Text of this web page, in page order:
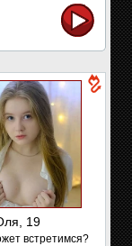
19
встретимся?